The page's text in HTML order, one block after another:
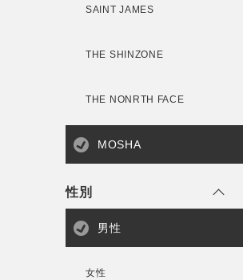
注文履歴
新規会員登録
SAINT JAMES
THE SHINZONE
THE NONRTH FACE
MOSHA
性別
男性
女性